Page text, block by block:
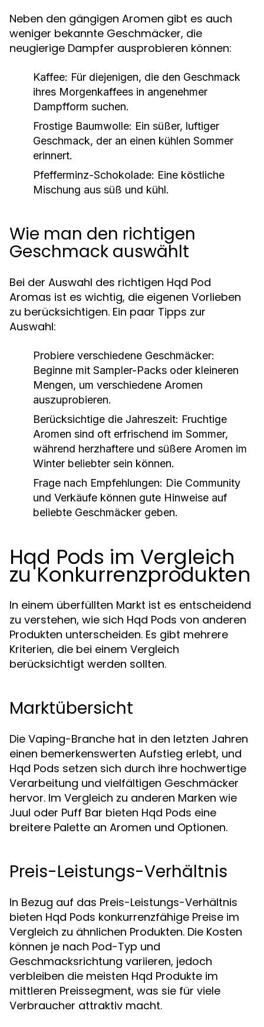
Neben den gängigen Aromen gibt es auch
weniger bekannte Geschmäcker, die
neugierige Dampfer ausprobieren können:
Kaffee: Für diejenigen, die den Geschmack
ihres Morgenkaffees in angenehmer
Dampfform suchen.
Frostige Baumwolle: Ein süßer, luftiger
Geschmack, der an einen kühlen Sommer
erinnert.
Pfefferminz-Schokolade: Eine köstliche
Mischung aus süß und kühl.
Wie man den richtigen
Geschmack auswählt
Bei der Auswahl des richtigen Hqd Pod
Aromas ist es wichtig, die eigenen Vorlieben
zu berücksichtigen. Ein paar Tipps zur
Auswahl:
Probiere verschiedene Geschmäcker:
Beginne mit Sampler-Packs oder kleineren
Mengen, um verschiedene Aromen
auszuprobieren.
Berücksichtige die Jahreszeit: Fruchtige
Aromen sind oft erfrischend im Sommer,
während herzhaftere und süßere Aromen im
Winter beliebter sein können.
Frage nach Empfehlungen: Die Community
und Verkäufe können gute Hinweise auf
beliebte Geschmäcker geben.
Hqd Pods im Vergleich
zu Konkurrenzprodukten
In einem überfüllten Markt ist es entscheidend
zu verstehen, wie sich Hqd Pods von anderen
Produkten unterscheiden. Es gibt mehrere
Kriterien, die bei einem Vergleich
berücksichtigt werden sollten.
Marktübersicht
Die Vaping-Branche hat in den letzten Jahren
einen bemerkenswerten Aufstieg erlebt, und
Hqd Pods setzen sich durch ihre hochwertige
Verarbeitung und vielfältigen Geschmäcker
hervor. Im Vergleich zu anderen Marken wie
Juul oder Puff Bar bieten Hqd Pods eine
breitere Palette an Aromen und Optionen.
Preis-Leistungs-Verhältnis
In Bezug auf das Preis-Leistungs-Verhältnis
bieten Hqd Pods konkurrenzfähige Preise im
Vergleich zu ähnlichen Produkten. Die Kosten
können je nach Pod-Typ und
Geschmacksrichtung variieren, jedoch
verbleiben die meisten Hqd Produkte im
mittleren Preissegment, was sie für viele
Verbraucher attraktiv macht.